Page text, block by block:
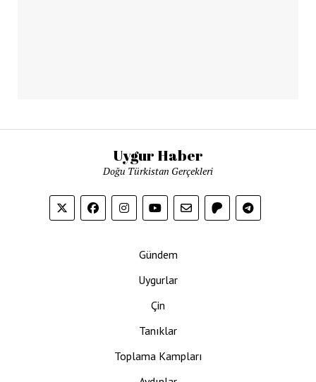
Uygur Haber
Doğu Türkistan Gerçekleri
Gündem
Uygurlar
Çin
Tanıklar
Toplama Kampları